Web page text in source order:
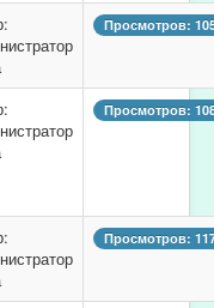
Просмотров:
Просмотров:
Просмотров: